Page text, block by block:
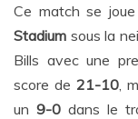
Ce match se
Stadium sous la
Bills avec une
score de 21-10,
un9-0 dans le